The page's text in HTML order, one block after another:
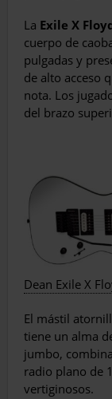
La Exile X
cuerpo de
pulgadas y
de alto acceso
nota. Los
del brazo
Dean Exile X
El mástil
tiene un alma
jumbo,
radio plano de
vertiginosos.